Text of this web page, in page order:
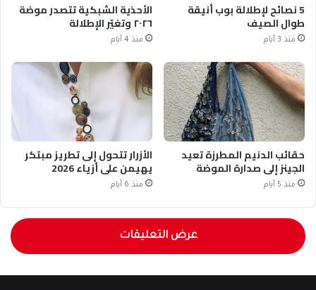
5 نصائح لإطلالة بوب أنيقة
طوال الصيف
منذ 3 أيام
الأحذية الشبكية تتصدر موضة
٢٠٢٦ وتغيّر الإطلالة
منذ 4 أيام
حقائب الدنيم المطرزة تعيد
الجينز إلى صدارة الموضة
منذ 5 أيام
الأزرار تتحول إلى تطريز مبتكر
يهيمن على أزياء 2026
منذ 6 أيام
عرض التعليقات